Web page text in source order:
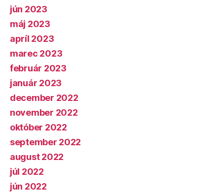
jún 2023
máj 2023
apríl 2023
marec 2023
február 2023
január 2023
december 2022
november 2022
október 2022
september 2022
august 2022
júl 2022
jún 2022